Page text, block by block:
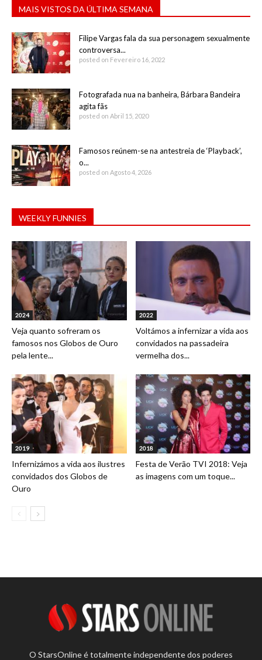
MAIS VISTOS DA ÚLTIMA SEMANA
Filipe Vargas fala da sua personagem sexualmente
controversa...
posted on Fevereiro 16, 2022
Fotografada nua na banheira, Bárbara Bandeira
agita fãs
posted on Abril 15, 2020
Famosos reúnem-se na antestreia de ‘Playback’,
o...
posted on Agosto 4, 2026
WEEKLY FUNNIES
2024
Veja quanto sofreram os
famosos nos Globos de Ouro
pela lente...
2022
Voltámos a infernizar a vida aos
convidados na passadeira
vermelha dos...
2019
Infernizámos a vida aos ilustres
convidados dos Globos de
Ouro
2018
Festa de Verão TVI 2018: Veja
as imagens com um toque...
O StarsOnline é totalmente independente dos poderes